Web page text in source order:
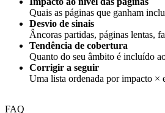
Quais as páginas que ganham
Desvio de sinais
Âncoras partidas, páginas lentas,
Tendência de cobertura
Quanto do seu âmbito é incluído
Corrigir a seguir
Uma lista ordenada por impacto ×
FAQ